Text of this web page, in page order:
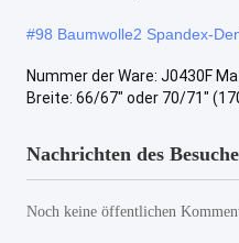
#98 Baumwolle2 Spandex-
Nummer der Ware: J0430F
Breite: 66/67" oder 70/71"
Nachrichten des
Noch keine öffentlichen